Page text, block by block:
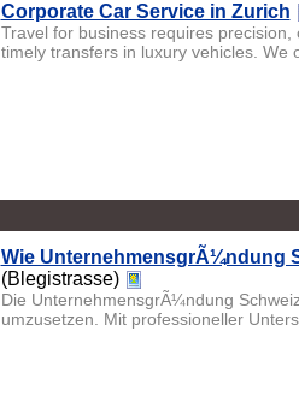
Corporate Car Service in Zurich
Travel for business requires
timely transfers in luxury vehicles. We
Wie UnternehmensgrÃ¼ndung
(Blegistrasse)
Die UnternehmensgrÃ¼ndung
umzusetzen. Mit professioneller